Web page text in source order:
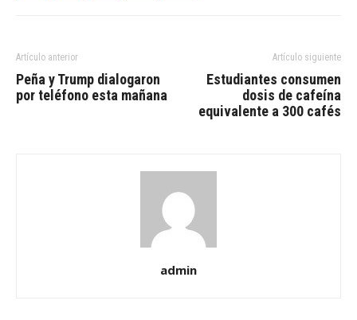
Artículo anterior
Peña y Trump dialogaron
por teléfono esta mañana
Artículo siguiente
Estudiantes consumen
dosis de cafeína
equivalente a 300 cafés
admin